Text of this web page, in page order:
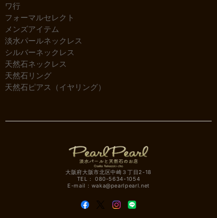
ワ行
フォーマルセレクト
メンズアイテム
淡水パールネックレス
シルバーネックレス
天然石ネックレス
天然石リング
天然石ピアス（イヤリング）
大阪府大阪市北区中崎３丁目2-18
TEL： 080-5634-1054
E-mail： waka@pearlpearl.net